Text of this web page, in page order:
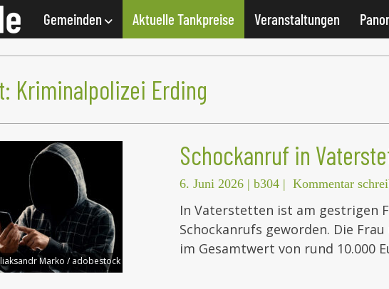
Gemeinden Aktuelle Tankpreise Veranstaltungen
Kriminalpolizei Erding
Marko / adobestock
Schockanruf in
6. Juni 2026 | b304 | Kommentar
In Vaterstetten ist am gestrigen
Schockanrufs geworden. Die
im Gesamtwert von rund 10.000